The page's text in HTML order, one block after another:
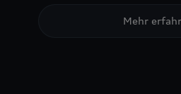
Mehr